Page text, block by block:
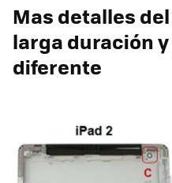
Mas detalles
larga duración
diferente